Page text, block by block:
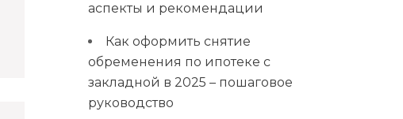
аспекты и рекомендации
Как оформить снятие
обременения по ипотеке с
закладной в 2025 – пошаговое
руководство